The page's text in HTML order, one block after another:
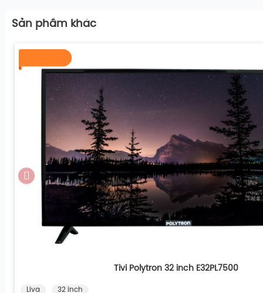
Sản phầm khác
Tivi Polytron 32 inch E32PL7500
Liva 32 inch